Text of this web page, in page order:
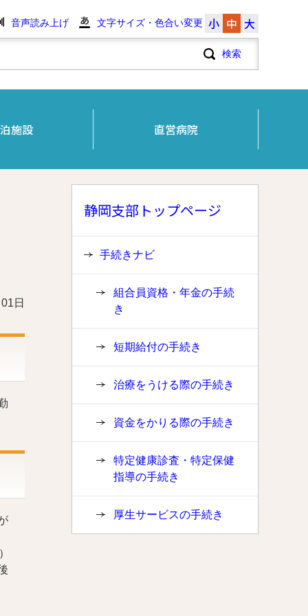
音声読み上げ 文字サイズ・色合い変更 小 中 大
施設 直営病院
日
静岡支部トップページ
手続きナビ
組合員資格・年金の手続
き
短期給付の手続き
治療をうける際の手続き
資金をかりる際の手続き
特定健康診査・特定保健
指導の手続き
厚生サービスの手続き